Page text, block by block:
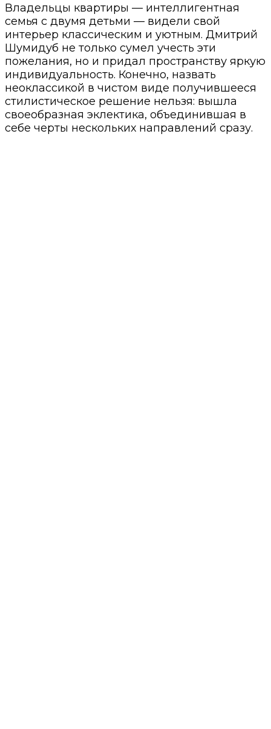
Владельцы квартиры — интеллигентная
семья с двумя детьми — видели свой
интерьер классическим и уютным. Дмитрий
Шумидуб не только сумел учесть эти
пожелания, но и придал пространству яркую
индивидуальность. Конечно, назвать
неоклассикой в чистом виде получившееся
стилистическое решение нельзя: вышла
своеобразная эклектика, объединившая в
себе черты нескольких направлений сразу.